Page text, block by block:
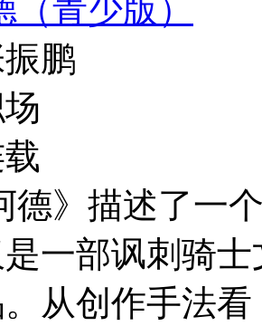
（青少版）
鹏
德》描述了一
一部讽刺骑
从创作手法